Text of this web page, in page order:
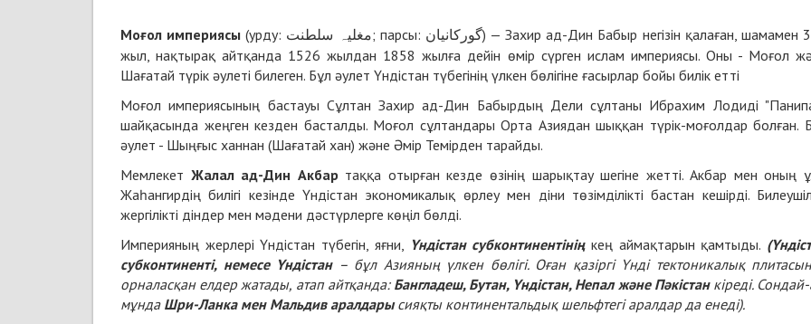
Моғол империясы (урду: مغلیہ سلطنت; парсы: گورکانیان) — Захир ад-Дин Бабыр негізін қалаған, шамамен
жыл, нақтырақ айтқанда 1526 жылдан 1858 жылға дейін өмір сүрген ислам империясы. Оны - Моғол
Шағатай түрік әулеті билеген. Бұл әулет Үндістан түбегінің үлкен бөлігіне ғасырлар бойы билік етті
Моғол империясының бастауы Сұлтан Захир ад-Дин Бабырдың Дели сұлтаны Ибрахим Лодиді
шайқасында жеңген кезден басталды. Моғол сұлтандары Орта Азиядан шыққан түрік-моғолдар болған.
әулет - Шыңғыс ханнан (Шағатай хан) және Әмір Темірден тарайды.
Мемлекет Жалал ад-Дин Акбартаққа отырған кезде өзінің шарықтау шегіне жетті. Акбар мен оның
Жаһангирдің билігі кезінде Үндістан экономикалық өрлеу мен діни төзімділікті бастан кешірді.
жергілікті діндер мен мәдени дәстүрлерге көңіл бөлді.
Империяның жерлері Үндістан түбегін, яғни, Үндістан субконтинентініңкең аймақтарын қамтыды. (
субконтиненті, немесе Үндістан– бұл Азияның үлкен бөлігі. Оған қазіргі Үнді тектоникалық
орналасқан елдер жатады, атап айтқанда: Бангладеш, Бутан, Үндістан, Непал және Пәкістанкіреді.
мұнда Шри-Ланка мен Мальдив аралдарысияқты континентальдық шельфтегі аралдар да енеді).